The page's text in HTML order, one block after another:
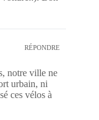
RÉPONDRE
notre ville ne
urbain, ni
ces vélos à